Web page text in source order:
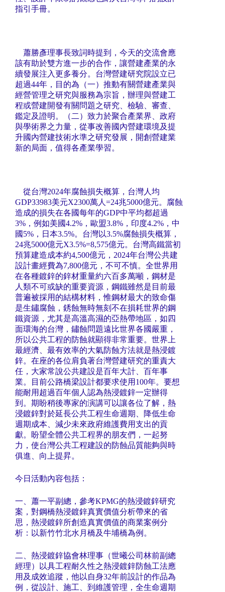
指引手冊。
蕭勝彥理事長致詞時提到，今天的交流會應
該有助於雙方進一步的合作，讓營建產業的永
續發展注入更多養分。台灣營建研究院設立已
超過44年，目的為（一）推動有關營建產業與
經營管理之研究與服務為宗旨，辦理與營建工
程或營建開發有關問題之研究、檢驗、審查、
鑑定及證明。（二）致力於聚合產業界、政府
與學術界之力量，從事改善國內營建環境及提
升國內營建技術水準之研究發展，開創營建業
新的局面，值得各產業學習。
從台灣2024年腐蝕損失概算，台灣人均
GDP33983美元X2300萬人=24兆5000億元。腐蝕
造成的損失在各國每年的GDP中平均都超過
3%，例如美國4.2%，歐盟3.8%，印度4.2%，中
國5%，日本3.5%。台灣以3.5%腐蝕損失概算，
24兆5000億元X3.5%=8,575億元。台灣高鐵當初
預算建造成本約4,500億元，2024年台灣公共建
設計畫經費為7,800億元，不可不慎。全世界用
在各種鍍鋅的鋅材重量約六百多萬噸，鋼材是
人類不可或缺的重要資源，鋼鐵雖然是目前最
普遍被採用的結構材料，惟鋼材最大的致命傷
是生鏽腐蝕，銹蝕無時無刻不在損耗世界的鋼
鐵資源，尤其是高溫高濕的亞熱帶地區，如四
面環海的台灣，鏽蝕問題遠比世界各國嚴重，
所以公共工程的防蝕就顯得非常重要。世界上
最經濟、最有效率的大氣防蝕方法就是熱浸鍍
鋅。在座的各位肩負著台灣營建研究的重責大
任，大家常說公共建設是百年大計、百年事
業。目前公路橋梁設計都要求使用100年。要想
能耐用超過百年個人認為熱浸鍍鋅一定辦得
到。期盼稍後專家的演講可以讓各位了解，熱
浸鍍鋅對於延長公共工程生命週期、降低生命
週期成本、減少未來政府維護費用支出的貢
獻。盼望全體公共工程界的朋友們，一起努
力，使台灣公共工程建設的防蝕品質能夠與時
俱進、向上提昇。
今日活動內容包括：
一、蕭一平副總，參考KPMG的熱浸鍍鋅研究
案，對鋼橋熱浸鍍鋅真實價值分析帶來的省
思，熱浸鍍鋅所創造真實價值的商業案例分
析：以新竹竹北水月橋及牛埔橋為例。
二、熱浸鍍鋅協會林理事（世曦公司林前副總
經理）以具工程耐久性之熱浸鍍鋅防蝕工法應
用及成效追蹤，他以自身32年前設計的作品為
例，從設計、施工、到維護管理，全生命週期